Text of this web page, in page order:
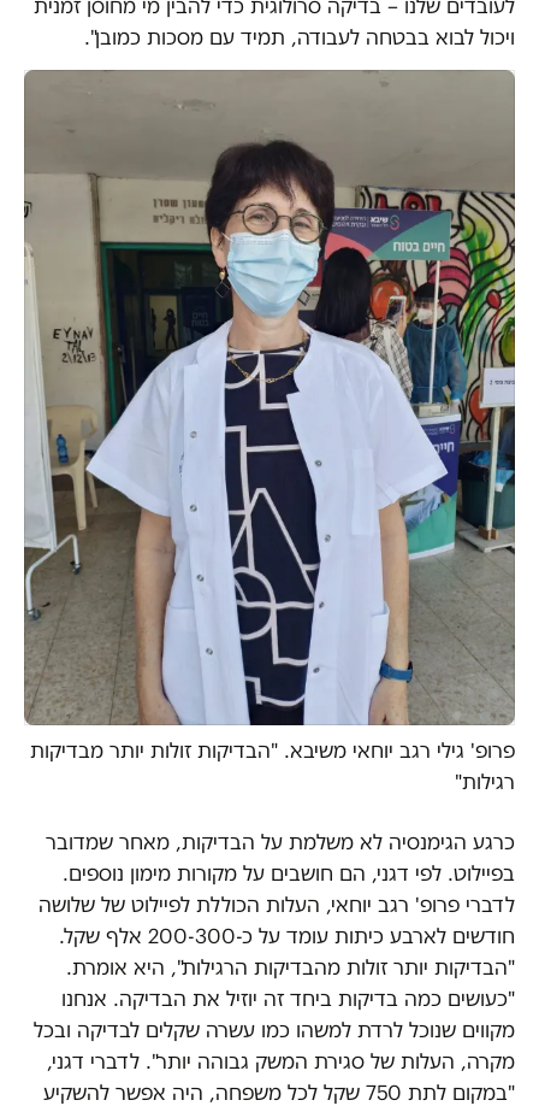
לעובדים שלנו – בדיקה סרולוגית כדי להבין מי מחוסן זמנית
ויכול לבוא בבטחה לעבודה, תמיד עם מסכות כמובן".
פרופ' גילי רגב יוחאי משיבא. "הבדיקות זולות יותר מבדיקות
רגילות"
כרגע הגימנסיה לא משלמת על הבדיקות, מאחר שמדובר
בפיילוט. לפי דגני, הם חושבים על מקורות מימון נוספים.
לדברי פרופ' רגב יוחאי, העלות הכוללת לפיילוט של שלושה
חודשים לארבע כיתות עומד על כ-200-300 אלף שקל.
"הבדיקות יותר זולות מהבדיקות הרגילות", היא אומרת.
"כעושים כמה בדיקות ביחד זה יוזיל את הבדיקה. אנחנו
מקווים שנוכל לרדת למשהו כמו עשרה שקלים לבדיקה ובכל
מקרה, העלות של סגירת המשק גבוהה יותר". לדברי דגני,
"במקום לתת 750 שקל לכל משפחה, היה אפשר להשקיע